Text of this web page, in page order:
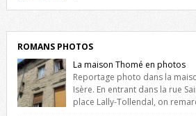
ROMANS PHOTOS
La maison Thomé en photos
Reportage photo dans la
Isère. En entrant dans la rue
place Lally-Tollendal, on